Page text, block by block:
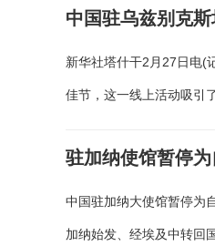
中国驻乌兹别克
新华社塔什干2月27日电(
佳节，这一线上活动吸引
驻加纳使馆暂停
中国驻加纳大使馆暂停为
加纳始发、经埃及中转回